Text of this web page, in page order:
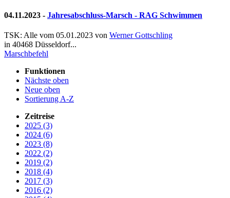
04.11.2023 - Jahresabschluss-Marsch - RAG Schwimmen
TSK: Alle vom 05.01.2023 von Werner Gottschling
in 40468 Düsseldorf...
Marschbefehl
Funktionen
Nächste oben
Neue oben
Sortierung A-Z
Zeitreise
2025 (3)
2024 (6)
2023 (8)
2022 (2)
2019 (2)
2018 (4)
2017 (3)
2016 (2)